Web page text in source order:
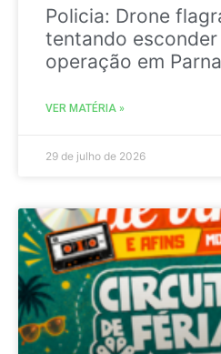
Policia: Drone
tentando
operação em
VER MATÉRIA »
29 de julho de 2026